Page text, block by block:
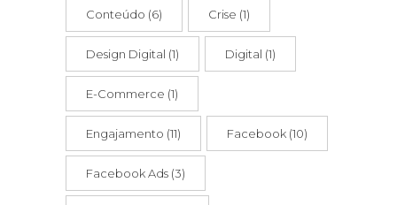
Conteúdo (6) Crise (1)
Design Digital (1) Digital (1)
E-Commerce (1)
Engajamento (11) Facebook (10)
Facebook Ads (3)